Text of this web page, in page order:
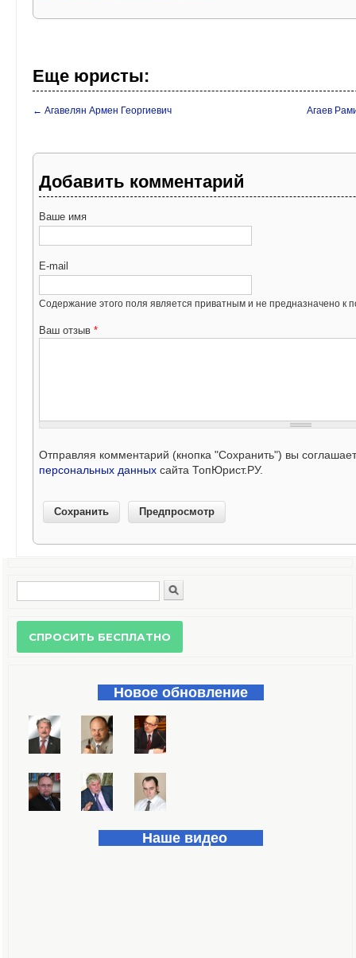
Еще юристы:
← Агавелян Армен Георгиевич Агаев
Добавить комментарий
Ваше имя
E-mail
Содержание этого поля является приватным и не предназначено к
Ваш отзыв *
Отправляя комментарий (кнопка "Сохранить") вы
персональных данных сайта ТопЮрист.РУ.
Форма поиска
Новое обновление
Наше видео